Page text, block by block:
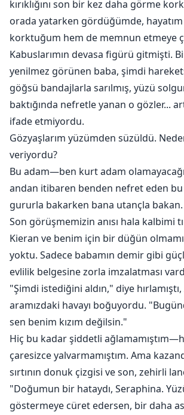
kırıklığını son bir kez daha görme
orada yatarken gördüğümde,
korktuğum hem de memnun etmeye
Kabuslarımın devasa figürü gitmişti.
yenilmez görünen baba, şimdi
göğsü bandajlarla sarılmış, yüzü
baktığında nefretle yanan o gözler...
ifade etmiyordu.
Gözyaşlarım yüzümden süzüldü.
veriyordu?
Bu adam—ben kurt adam
andan itibaren benden nefret eden bu
gururla bakarken bana utançla bakan.
Son görüşmemizin anısı hala kalbimi
Kieran ve benim için bir düğün
yoktu. Sadece babamın demir gibi
evlilik belgesine zorla imzalatması
"Şimdi istediğini aldın," diye
aramızdaki havayı boğuyordu.
sen benim kızım değilsin."
Hiç bu kadar şiddetli
çaresizce yalvarmamıştım. Ama
sırtının donuk çizgisi ve son, zehirli
"Doğumun bir hataydı, Seraphina.
göstermeye cüret edersen, bir daha